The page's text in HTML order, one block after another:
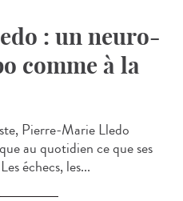
: un neuro-
comme à la
Pierre-Marie Lledo
au quotidien ce que ses
échecs, les...